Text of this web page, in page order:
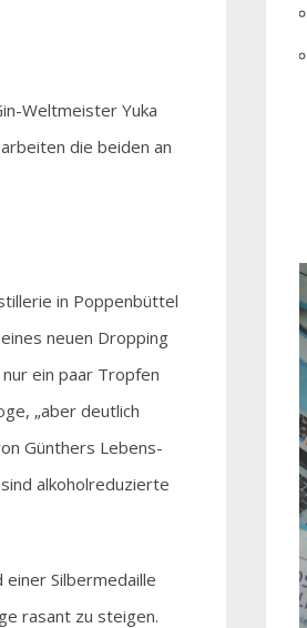
Weltmeister Yuka
die beiden an
in Poppenbüttel
neuen Dropping
ein paar Tropfen
„aber deutlich
Günthers Lebens-
alkoholreduzierte
Silbermedaille
rasant zu steigen.